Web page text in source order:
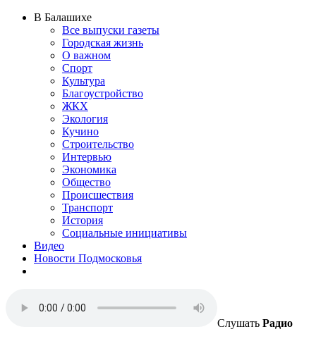
В Балашихе
Все выпуски газеты
Городская жизнь
О важном
Спорт
Культура
Благоустройство
ЖКХ
Экология
Кучино
Строительство
Интервью
Экономика
Общество
Происшествия
Транспорт
История
Социальные инициативы
Видео
Новости Подмосковья
Слушать Радио